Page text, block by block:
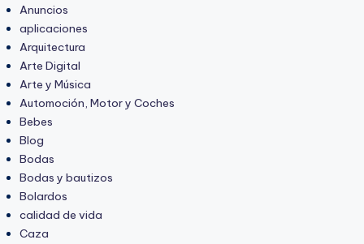
Anuncios
aplicaciones
Arquitectura
Arte Digital
Arte y Música
Automoción, Motor y Coches
Bebes
Blog
Bodas
Bodas y bautizos
Bolardos
calidad de vida
Caza